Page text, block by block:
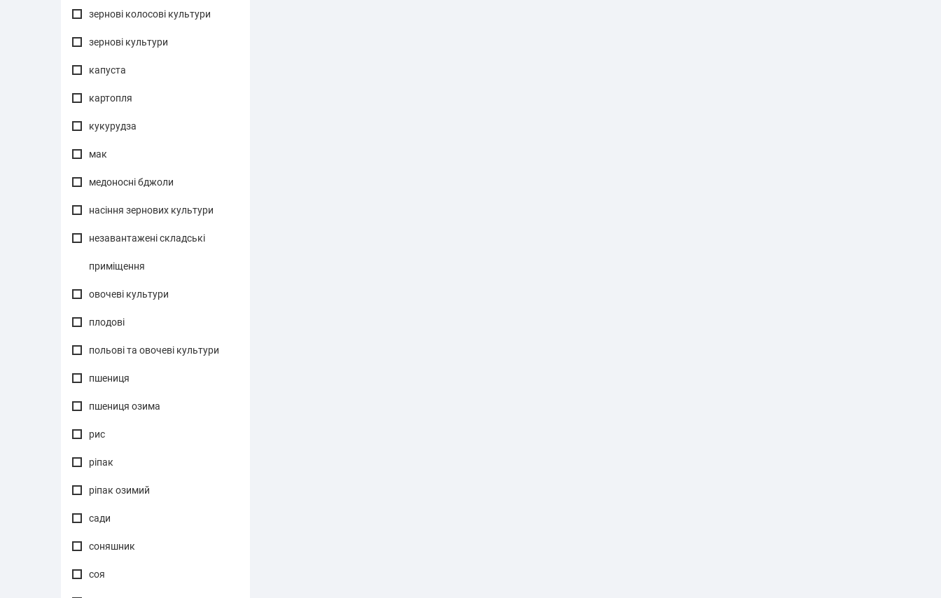
зернові колосові культури
зернові культури
капуста
картопля
кукурудза
мак
медоносні бджоли
насіння зернових культури
незавантажені складські
приміщення
овочеві культури
плодові
польові та овочеві культури
пшениця
пшениця озима
рис
ріпак
ріпак озимий
сади
соняшник
соя